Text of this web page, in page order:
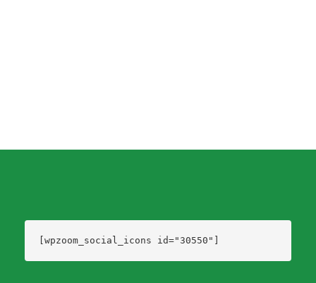
[wpzoom_social_icons id="30550"]